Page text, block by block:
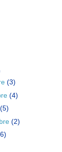
(3)
(4)
(5)
(2)